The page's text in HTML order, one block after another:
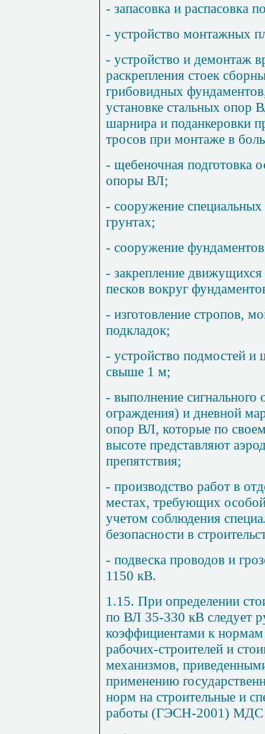
- запасовка и распасовка
- устройство монтажных
- устройство и демонтаж
раскрепления стоек
грибовидных
установке стальных опор
шарнира и поданкеровки
тросов при монтаже в
- щебеночная подготовка
опоры ВЛ;
- сооружение
грунтах;
- сооружение
- закрепление
песков вокруг
- изготовление стропов,
подкладок;
- устройство подмостей и
свыше 1 м;
- выполнение сигнального
ограждения) и дневной
опор ВЛ, которые по
высоте представляют
препятствия;
- производство работ в
местах, требующих
учетом соблюдения
безопасности в
- подвеска проводов и
1150 кВ.
1.15. При определении
по ВЛ 35-330 кВ следует
коэффициентами к нормам
рабочих-строителей и
механизмов,
применению
норм на строительные и
работы (ГЭСН-2001) МДС